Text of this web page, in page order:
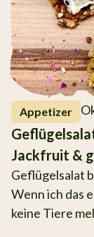
Appetizer
Jackfruit &
Geflügelsalat
Wenn ich das esse,
keine Tiere